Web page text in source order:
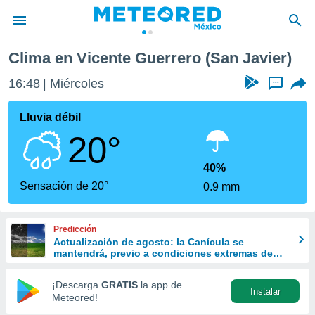
de
ha sido
para
que se
calidad.
a este
las
y
forma
digital
basada
Clima en Vicente Guerrero (San Javier)
16:48 Miércoles ...
Lluvia débil
20°
Sensación de 20°
40%
0.9 mm
Predicción
Actualización de agosto: la Canícula se
mantendrá, previo a condiciones extremas de
¡Descarga GRATIS la app de
Meteored!
Instalar